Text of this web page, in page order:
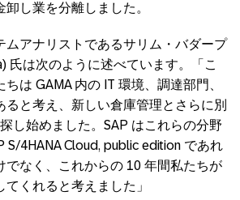
し業を分離しました。
ムアナリストであるサリム・バダープ
氏は次のように述べています。「こ
は GAMA 内の IT 環境、調達部門、
ると考え、新しい倉庫管理とさらに別
し始めました。SAP はこれらの分野
S/4HANA Cloud, public edition であれ
でなく、これからの 10 年間私たちが
くれると考えました」